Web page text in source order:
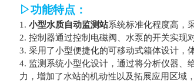
▷功能特点：
1. 小型水质自动监测站系统标准化程度高，
2. 控制器通过控制电磁阀、水泵的开关实现
3. 采用了小型便捷化的可移动式箱体设计，
4. 监测系统小型化设计，通过将分析仪器、
力，增加了水站的机动性以及拓展应用区域